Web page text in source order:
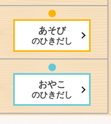
あそび
のひきだし
おやこ
のひきだし